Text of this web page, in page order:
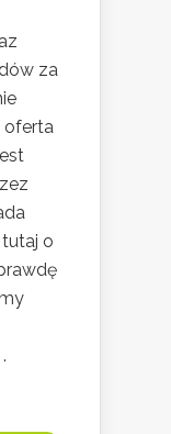
za
oferta
o